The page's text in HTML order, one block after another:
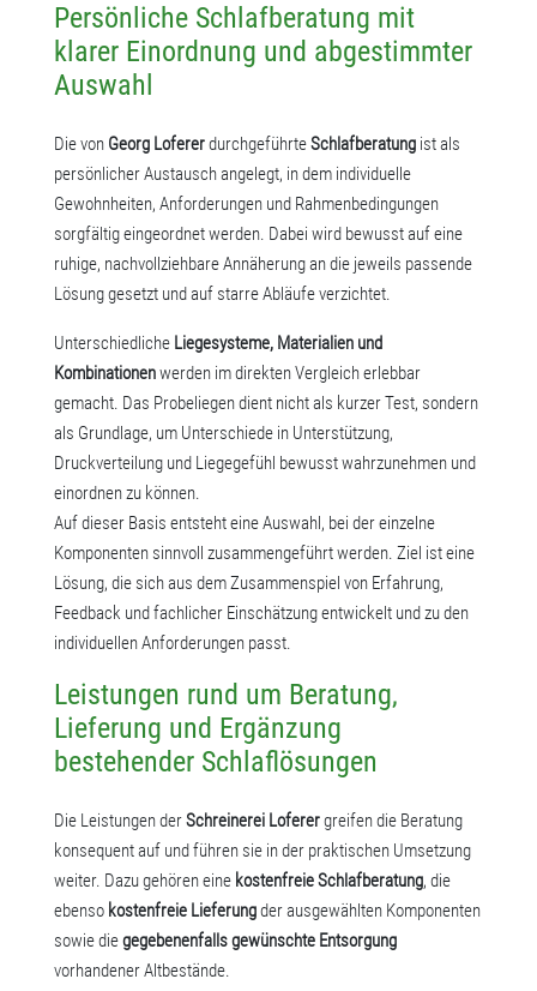
Persönliche Schlafberatung mit
klarer Einordnung und abgestimmter
Auswahl
Die von Georg LofererdurchgeführteSchlafberatungist als
persönlicher Austausch angelegt, in dem individuelle
Gewohnheiten, Anforderungen und Rahmenbedingungen
sorgfältig eingeordnet werden. Dabei wird bewusst auf eine
ruhige, nachvollziehbare Annäherung an die jeweils passende
Lösung gesetzt und auf starre Abläufe verzichtet.
Unterschiedliche Liegesysteme, Materialien und
Kombinationenwerden im direkten Vergleich erlebbar
gemacht. Das Probeliegen dient nicht als kurzer Test, sondern
als Grundlage, um Unterschiede in Unterstützung,
Druckverteilung und Liegegefühl bewusst wahrzunehmen und
einordnen zu können.
Auf dieser Basis entsteht eine Auswahl, bei der einzelne
Komponenten sinnvoll zusammengeführt werden. Ziel ist eine
Lösung, die sich aus dem Zusammenspiel von Erfahrung,
Feedback und fachlicher Einschätzung entwickelt und zu den
individuellen Anforderungen passt.
Leistungen rund um Beratung,
Lieferung und Ergänzung
bestehender Schlaflösungen
Die Leistungen derSchreinerei Loferergreifen die Beratung
konsequent auf und führen sie in der praktischen Umsetzung
weiter. Dazu gehören eine kostenfreie Schlafberatung, die
ebenso kostenfreie Lieferungder ausgewählten Komponenten
sowie diegegebenenfalls gewünschte Entsorgung
vorhandener Altbestände.